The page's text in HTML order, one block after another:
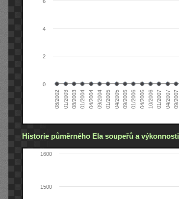
08/2002 01/2003 08/2003 01/2004 04/2004 09/2004 01/2005 04/2005 09/2005 01/2006 04/2006 10/2006 01/2007 04/2007 09/2007
0
2
4
Historie půměrného Ela soupeřů a výkonnosti
1500
1600